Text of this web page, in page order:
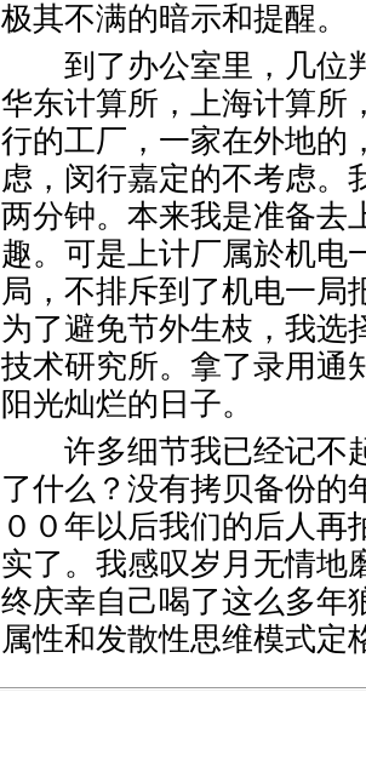
极其不满的暗示和提醒。
到了办公室里，几位
华东计算所，上海计算所
行的工厂，一家在外地的
虑，闵行嘉定的不考虑。
两分钟。本来我是准备去
趣。可是上计厂属於机电
局，不排斥到了机电一局
为了避免节外生枝，我选
技术研究所。拿了录用通
阳光灿烂的日子。
许多细节我已经记不
了什么？没有拷贝备份的
００年以后我们的后人
实了。我感叹岁月无情地
终庆幸自己喝了这么多年
属性和发散性思维模式定